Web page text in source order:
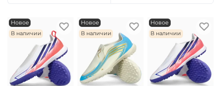
Новое
В наличии
Новое
В наличии
Новое
В наличии